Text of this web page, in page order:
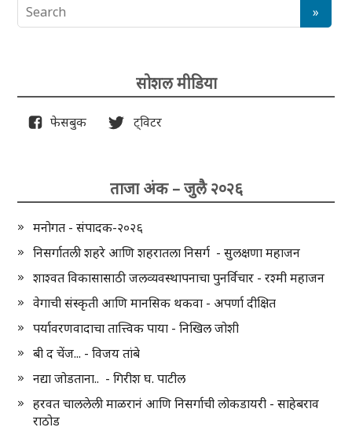
सोशल मीडिया
फेसबुक ट्विटर
ताजा अंक – जुलै २०२६
मनोगत - संपादक-२०२६
निसर्गातली शहरे आणि शहरातला निसर्ग - सुलक्षणा महाजन
शाश्वत विकासासाठी जलव्यवस्थापनाचा पुनर्विचार - रश्मी महाजन
वेगाची संस्कृती आणि मानसिक थकवा - अपर्णा दीक्षित
पर्यावरणवादाचा तात्त्विक पाया - निखिल जोशी
बी द चेंज... - विजय तांबे
नद्या जोडताना.. - गिरीश घ. पाटील
हरवत चाललेली माळरानं आणि निसर्गाची लोकडायरी - साहेबराव
राठोड